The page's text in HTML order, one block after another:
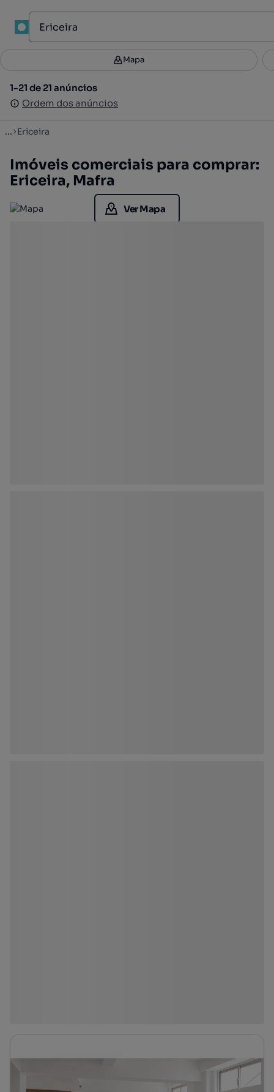
Filtros 2
1-21 de 21 anúncios
Ordem dos anúncios
Mapa
1-21 de 21 anúncios
Ordem dos anúncios
... Ericeira
Imóveis comerciais para comprar:
Ericeira, Mafra
Ver Mapa